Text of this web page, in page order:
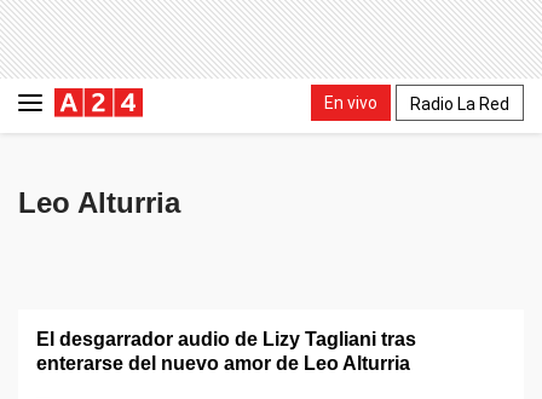
En vivo Radio La Red
Leo Alturria
El desgarrador audio de Lizy Tagliani tras
enterarse del nuevo amor de Leo Alturria